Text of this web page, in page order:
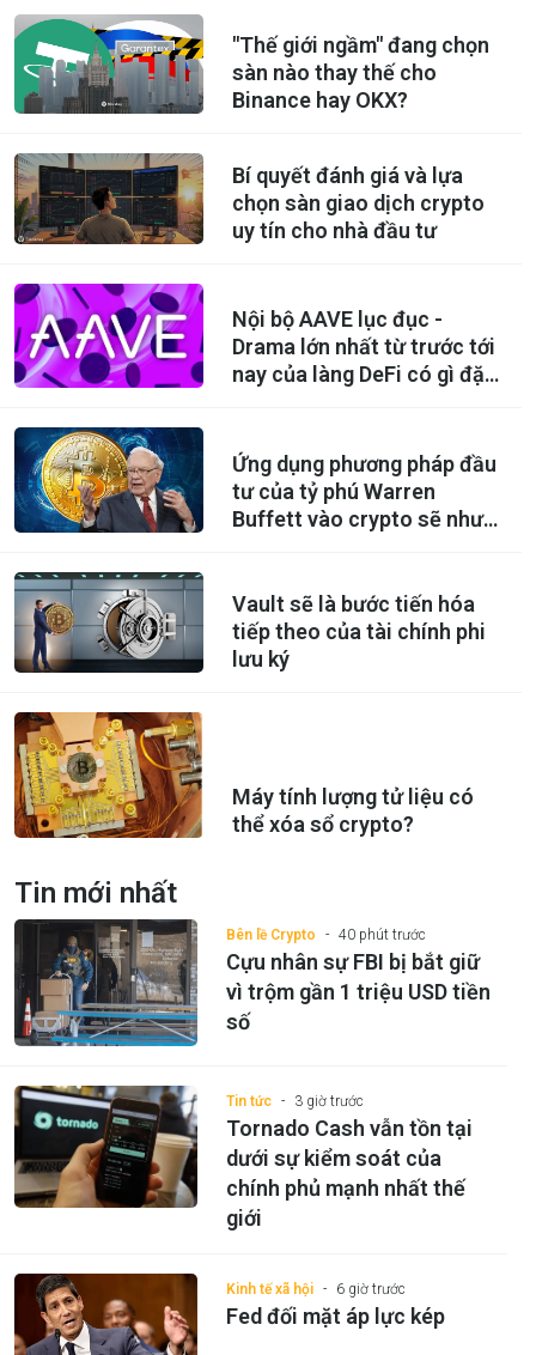
"Thế giới ngầm" đang chọn
sàn nào thay thế cho
Binance hay OKX?
Bí quyết đánh giá và lựa
chọn sàn giao dịch crypto
uy tín cho nhà đầu tư
Nội bộ AAVE lục đục -
Drama lớn nhất từ trước tới
nay của làng DeFi có gì đặc
Ứng dụng phương pháp đầu
tư của tỷ phú Warren
Buffett vào crypto sẽ như
Vault sẽ là bước tiến hóa
tiếp theo của tài chính phi
lưu ký
Máy tính lượng tử liệu có
thể xóa sổ crypto?
Tin mới nhất
Bên lề Crypto 40 phút trước
Cựu nhân sự FBI bị bắt giữ
vì trộm gần 1 triệu USD tiền
số
Tin tức 3 giờ trước
Tornado Cash vẫn tồn tại
dưới sự kiểm soát của
chính phủ mạnh nhất thế
giới
Kinh tế xã hội 6 giờ trước
Fed đối mặt áp lực kép